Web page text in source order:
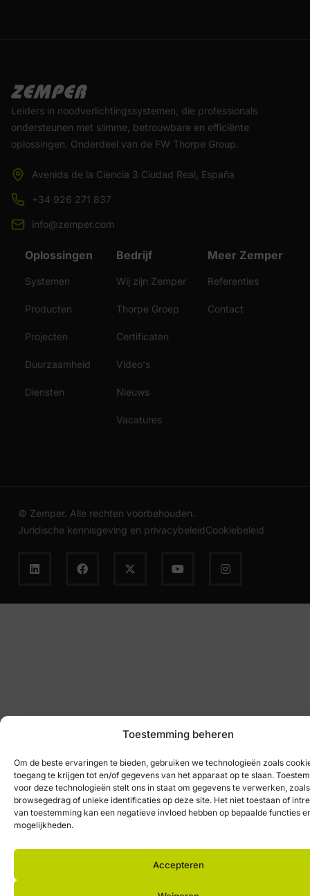
Toestemming beheren
Om de beste ervaringen te bieden, gebruiken we technologieën zoals
toegang te krijgen tot en/of gegevens van het apparaat op te slaan.
voor deze technologieën stelt ons in staat om gegevens te verwerken, zoals
browsegedrag of unieke identificaties op deze site. Het niet toestaan of
van toestemming kan een negatieve invloed hebben op bepaalde functies
mogelijkheden.
Accepteren
Leiders in noodverlichtingssystemen, die professionals
ondersteunen met slimme, betrouwbare en efficiënte
oplossingen. Onderdeel van de FW Thorpe Group.
Avenida de la Ciencia 3 Ciudad Real, España
+34 926 271 837
info@zemper.com
Oplossingen
Systemen
Producten
Projecten
Duurzaamheid
Diensten
Bedrijf
Wij zijn Zemper
Thorpe Groep
Certificaten
Video's
Nieuws
Vacatures
Meer Zemper
Referenties
Contact
© Zemper. Alle rechten voorbehouden.
Juridische kennisgeving en privacybeleidCookiebeleid